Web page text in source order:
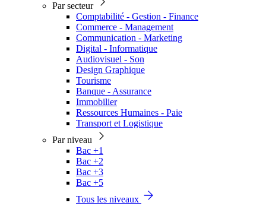
Par secteur
Comptabilité - Gestion - Finance
Commerce - Management
Communication - Marketing
Digital - Informatique
Audiovisuel - Son
Design Graphique
Tourisme
Banque - Assurance
Immobilier
Ressources Humaines - Paie
Transport et Logistique
Par niveau
Bac +1
Bac +2
Bac +3
Bac +5
Tous les niveaux